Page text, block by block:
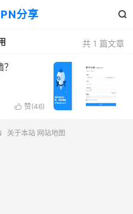
分享 
共 1 篇文章
 赞(46)
关于本站 网站地图